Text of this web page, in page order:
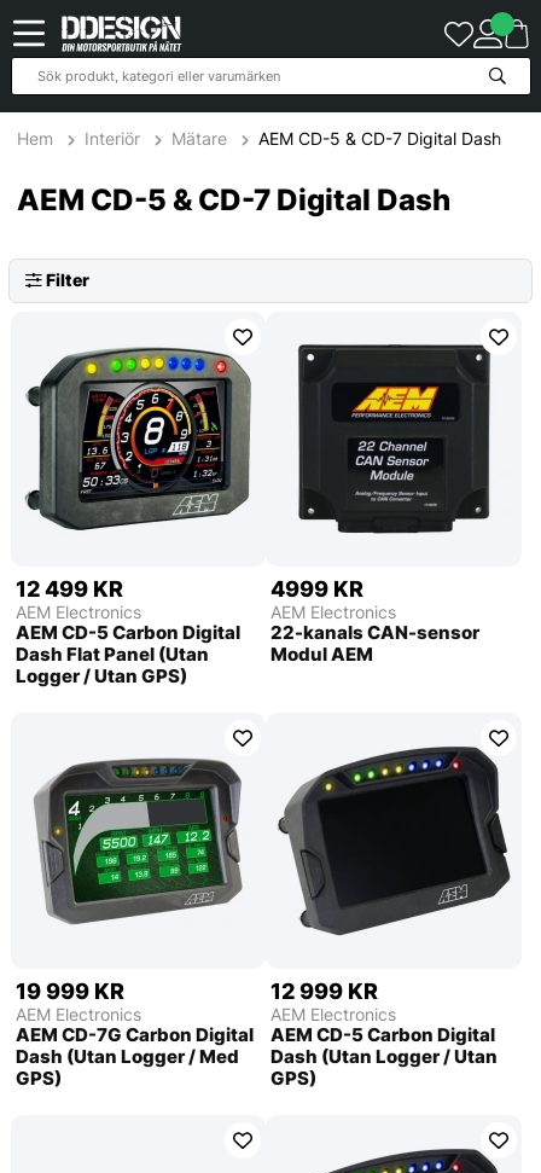
Hem Interiör Mätare AEM CD-5 & CD-7 Digital Dash
AEM CD-5 & CD-7 Digital Dash
Filter
20 Produkter
12 499 KR
AEM Electronics
AEM CD-5 Carbon Digital
Dash Flat Panel (Utan
Logger / Utan GPS)
4999 KR
AEM Electronics
22-kanals CAN-sensor
Modul AEM
19 999 KR
AEM Electronics
AEM CD-7G Carbon Digital
Dash (Utan Logger / Med
GPS)
12 999 KR
AEM Electronics
AEM CD-5 Carbon Digital
Dash (Utan Logger / Utan
GPS)